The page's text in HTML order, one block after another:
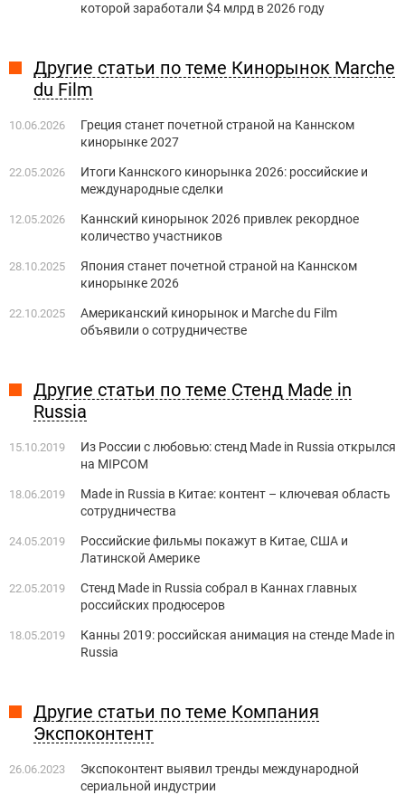
которой заработали $4 млрд в 2026 году
Другие статьи по теме Кинорынок Marche
du Film
10.06.2026
Греция станет ​​почетной страной на Каннском
кинорынке 2027
22.05.2026
Итоги Каннского кинорынка 2026: российские и
международные сделки
12.05.2026
Каннский кинорынок 2026 привлек рекордное
количество участников
28.10.2025
Япония станет почетной страной на Каннском
кинорынке 2026
22.10.2025
Американский кинорынок и Marchе du Film
объявили о сотрудничестве
Другие статьи по теме Стенд Made in
Russia
15.10.2019
Из России с любовью: стенд Made in Russia открылся
на MIPCOM
18.06.2019
Made in Russia в Китае: контент – ключевая область
сотрудничества
24.05.2019
Российские фильмы покажут в Китае, США и
Латинской Америке
22.05.2019
Стенд Made in Russia собрал в Каннах главных
российских продюсеров
18.05.2019
Канны 2019: российская анимация на стенде Made in
Russia
Другие статьи по теме Компания
Экспоконтент
26.06.2023
Экспоконтент выявил тренды международной
сериальной индустрии